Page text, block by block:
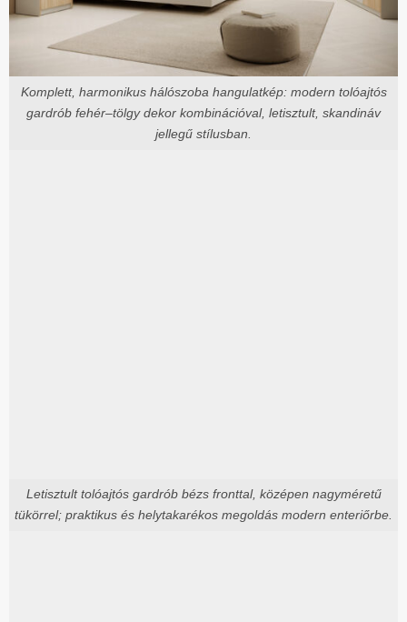
Komplett, harmonikus hálószoba hangulatkép: modern tolóajtós
gardrób fehér–tölgy dekor kombinációval, letisztult, skandináv
jellegű stílusban.
Letisztult tolóajtós gardrób bézs fronttal, középen nagyméretű
tükörrel; praktikus és helytakarékos megoldás modern enteriőrbe.